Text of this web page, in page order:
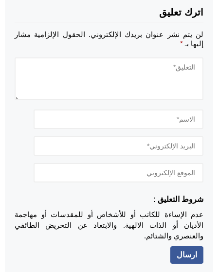
اترك تعليق
لن يتم نشر عنوان بريدك الإلكتروني. الحقول الإلزامية مشار
إليها بـ *
شروط التعليق :
عدم الإساءة للكاتب أو للأشخاص أو للمقدسات أو مهاجمة
الأديان أو الذات الالهية. والابتعاد عن التحريض الطائفي
والعنصري والشتائم.